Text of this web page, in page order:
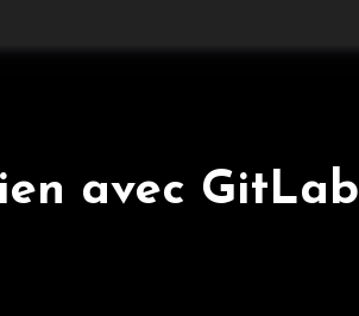
avec GitLab